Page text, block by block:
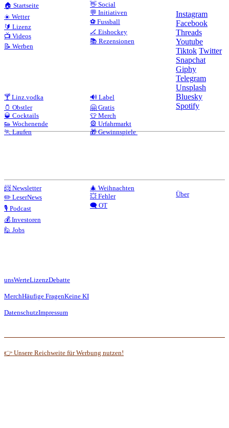
🏠 Startseite
☀️ Wetter
🔰 Lizenz
📺 Videos
📝 Werben
👋 Social
💬 Initiativen
⚽ Fussball
🏒 Eishockey
📚 Rezensionen
🍸 Linz.vodka
🫙 Obstler
🥃 Cocktails
👟 Wochenende
🏃 Laufen
🔊 Label
🤗 Gratis
👕 Merch
🎡 Urfahrmarkt
🎁 Gewinnspiele
📨 Newsletter
✏️ LeserNews
🎙️ Podcast
💰 Investoren
🙋 Jobs
🎄 Weihnachten
💥 Fehler
🗨️ OT
Instagram
Facebook
Threads
Youtube
Tiktok Twitter
Snapchat
Giphy
Telegram
Unsplash
Bluesky
Spotify
Über
unsWerteLizenzDebatte
MerchHäufige FragenKeine KI
DatenschutzImpressum
👉 Unsere Reichweite für Werbung nutzen!